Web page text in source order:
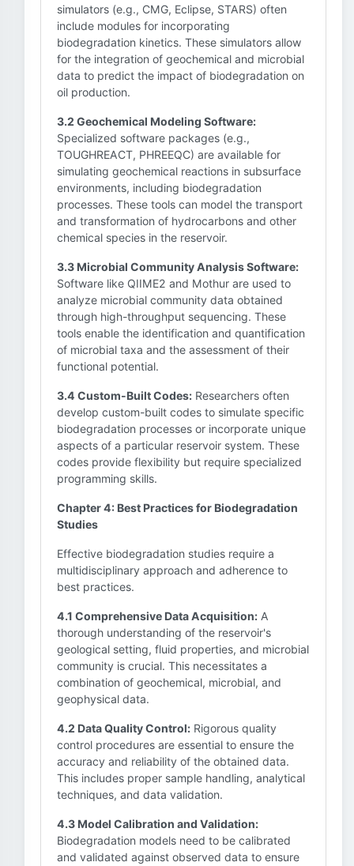
simulators (e.g., CMG, Eclipse, STARS) often
include modules for incorporating
biodegradation kinetics. These simulators allow
for the integration of geochemical and microbial
data to predict the impact of biodegradation on
oil production.
3.2 Geochemical Modeling Software:
Specialized software packages (e.g.,
TOUGHREACT, PHREEQC) are available for
simulating geochemical reactions in subsurface
environments, including biodegradation
processes. These tools can model the transport
and transformation of hydrocarbons and other
chemical species in the reservoir.
3.3 Microbial Community Analysis Software:
Software like QIIME2 and Mothur are used to
analyze microbial community data obtained
through high-throughput sequencing. These
tools enable the identification and quantification
of microbial taxa and the assessment of their
functional potential.
3.4 Custom-Built Codes: Researchers often
develop custom-built codes to simulate specific
biodegradation processes or incorporate unique
aspects of a particular reservoir system. These
codes provide flexibility but require specialized
programming skills.
Chapter 4: Best Practices for Biodegradation
Studies
Effective biodegradation studies require a
multidisciplinary approach and adherence to
best practices.
4.1 Comprehensive Data Acquisition: A
thorough understanding of the reservoir's
geological setting, fluid properties, and microbial
community is crucial. This necessitates a
combination of geochemical, microbial, and
geophysical data.
4.2 Data Quality Control: Rigorous quality
control procedures are essential to ensure the
accuracy and reliability of the obtained data.
This includes proper sample handling, analytical
techniques, and data validation.
4.3 Model Calibration and Validation:
Biodegradation models need to be calibrated
and validated against observed data to ensure